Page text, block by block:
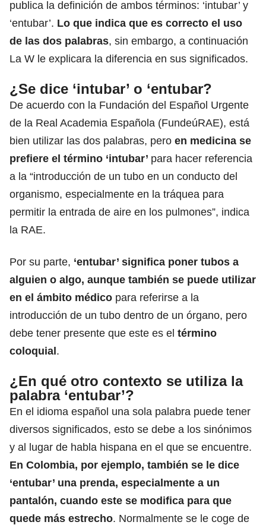
publica la definición de ambos términos: ‘intubar’ y
‘entubar’. Lo que indica que es correcto el uso
de las dos palabras, sin embargo, a continuación
La W le explicara la diferencia en sus significados.
¿Se dice ‘intubar’ o ‘entubar?
De acuerdo con la Fundación del Español Urgente
de la Real Academia Española (FundeúRAE), está
bien utilizar las dos palabras, pero en medicina se
prefiere el término ‘intubar’ para hacer referencia
a la “introducción de un tubo en un conducto del
organismo, especialmente en la tráquea para
permitir la entrada de aire en los pulmones”, indica
la RAE.
Por su parte, ‘entubar’ significa poner tubos a
alguien o algo, aunque también se puede utilizar
en el ámbito médico para referirse a la
introducción de un tubo dentro de un órgano, pero
debe tener presente que este es el término
coloquial.
¿En qué otro contexto se utiliza la
palabra ‘entubar’?
En el idioma español una sola palabra puede tener
diversos significados, esto se debe a los sinónimos
y al lugar de habla hispana en el que se encuentre.
En Colombia, por ejemplo, también se le dice
‘entubar’ una prenda, especialmente a un
pantalón, cuando este se modifica para que
quede más estrecho. Normalmente se le coge de